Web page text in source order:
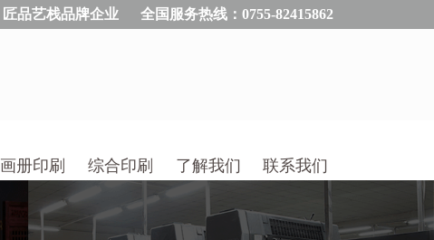
匠品艺栈品牌企业 全国服务热线：0755-82415862
画册印刷 综合印刷 了解我们 联系我们